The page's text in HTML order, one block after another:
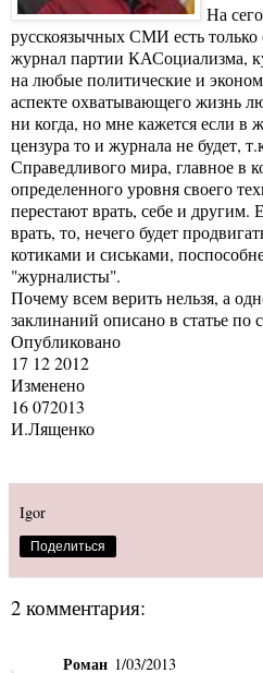
На
русскоязычных СМИ есть
журнал партии КАСоциализма,
на любые политические и
аспекте охватывающего жизнь
ни когда, но мне кажется если
цензура то и журнала не будет,
Справедливого мира, главное в
определенного уровня своего
перестают врать, себе и
врать, то, нечего будет
котиками и сиськами,
"журналисты".
Почему всем верить нельзя, а
заклинаний описано в статье по
Опубликовано
17 12 2012
Изменено
16 072013
И.Лященко
Igor
Поделиться
2 комментария:
Роман 1/03/2013